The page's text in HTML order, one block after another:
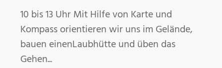
10 bis 13 Uhr Mit Hilfe von Karte und
Kompass orientieren wir uns im Gelände,
bauen einenLaubhütte und üben das
Gehen...